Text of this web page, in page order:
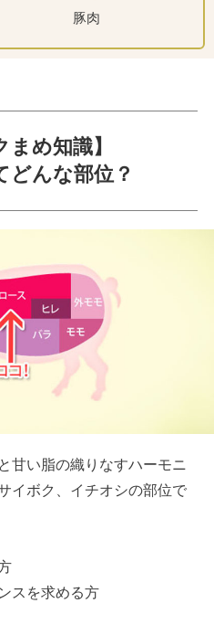
豚肉
まめ知識】
どんな部位？
甘い脂の織りなすハーモニ
イボク、イチオシの部位で
スを求める方